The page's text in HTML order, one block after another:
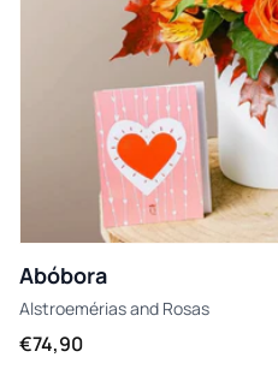
Abóbora
Alstroemériasand Rosas
€74,90